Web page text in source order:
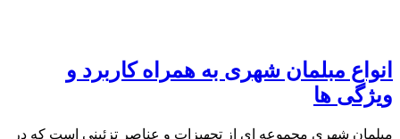
انواع مبلمان شهری به همراه کاربرد و
ویژگی ها
مبلمان شهری مجموعه ای از تجهیزات و عناصر تزئینی است که در